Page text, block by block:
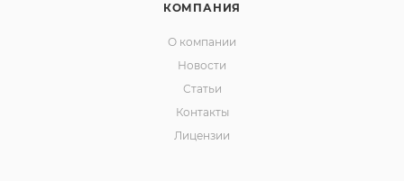
КОМПАНИЯ
О компании
Новости
Статьи
Контакты
Лицензии